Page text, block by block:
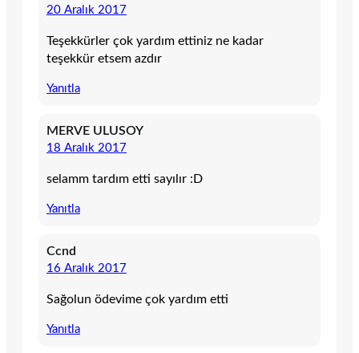
20 Aralık 2017
Teşekkürler çok yardım ettiniz ne kadar
teşekkür etsem azdır
Yanıtla
MERVE ULUSOY
18 Aralık 2017
selamm tardım etti sayılır :D
Yanıtla
Ccnd
16 Aralık 2017
Sağolun ödevime çok yardım etti
Yanıtla